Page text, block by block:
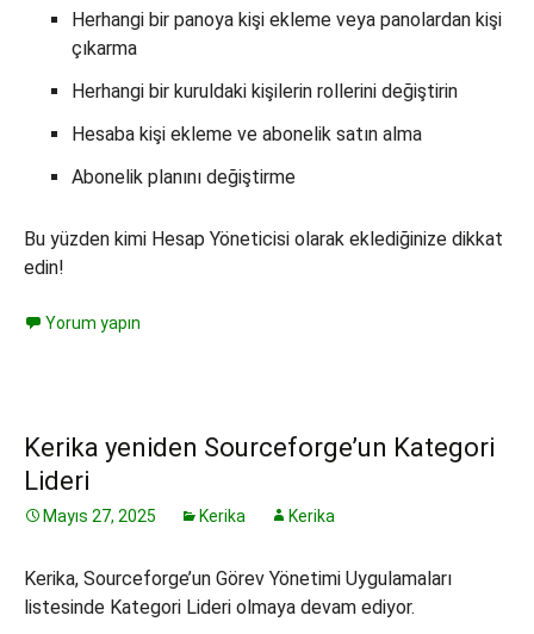
Herhangi bir panoya kişi ekleme veya panolardan kişi
çıkarma
Herhangi bir kuruldaki kişilerin rollerini değiştirin
Hesaba kişi ekleme ve abonelik satın alma
Abonelik planını değiştirme
Bu yüzden kimi Hesap Yöneticisi olarak eklediğinize dikkat
edin!
Yorum yapın
Kerika yeniden Sourceforge’un Kategori
Lideri
Mayıs 27, 2025 Kerika Kerika
Kerika, Sourceforge’un Görev Yönetimi Uygulamaları
listesinde Kategori Lideri olmaya devam ediyor.